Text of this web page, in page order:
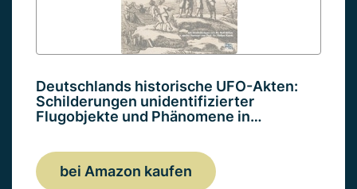
Deutschlands historische UFO-Akten:
Schilderungen unidentifizierter
Flugobjekte und Phänomene in…
bei Amazon kaufen